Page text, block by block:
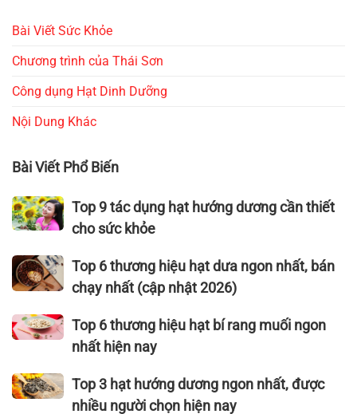
Bài Viết Sức Khỏe
Chương trình của Thái Sơn
Công dụng Hạt Dinh Dưỡng
Nội Dung Khác
Bài Viết Phổ Biến
Top
9
dụng
hạt
dương
cần
cho
sức
Top 9 tác dụng hạt hướng dương cần thiết
cho sức khỏe
Top
6
hiệu hạt
dưa
nhất,
bán
Top 6 thương hiệu hạt dưa ngon nhất, bán
chạy nhất (cập nhật 2026)
Top
6
hiệu
hạt
Top 6 thương hiệu hạt bí rang muối ngon
nhất hiện nay
Top
3
Top 3 hạt hướng dương ngon nhất, được
nhiều người chọn hiện nay